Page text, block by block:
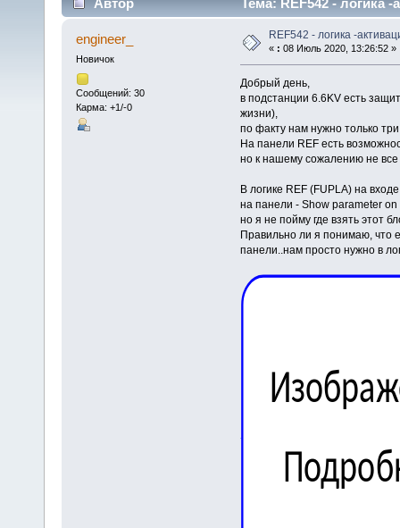
Автор Тема: REF542 - логика
engineer_
Новичок
Сообщений: 30
Карма: +1/-0
REF542 - логика -
« : 08 Июль 2020, 13:26:52 »
Добрый день,
в подстанции 6.6KV есть
жизни),
по факту нам нужно только
На панели REF есть
но к нашему сожалению не
В логике REF (FUPLA) на
на панели - Show parameter on
но я не пойму где взять этот
Правильно ли я понимаю, что
панели..нам просто нужно в